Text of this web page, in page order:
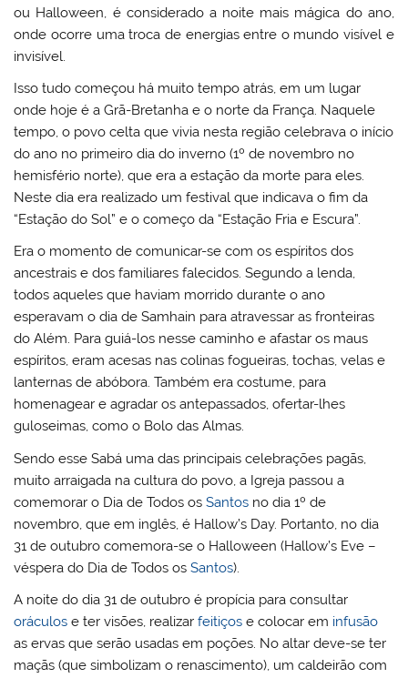
ou Halloween, é considerado a noite mais mágica do ano,
onde ocorre uma troca de energias entre o mundo visível e
invisível.
Isso tudo começou há muito tempo atrás, em um lugar
onde hoje é a Grã-Bretanha e o norte da França. Naquele
tempo, o povo celta que vivia nesta região celebrava o início
do ano no primeiro dia do inverno (1º de novembro no
hemisfério norte), que era a estação da morte para eles.
Neste dia era realizado um festival que indicava o fim da
“Estação do Sol” e o começo da “Estação Fria e Escura”.
Era o momento de comunicar-se com os espíritos dos
ancestrais e dos familiares falecidos. Segundo a lenda,
todos aqueles que haviam morrido durante o ano
esperavam o dia de Samhain para atravessar as fronteiras
do Além. Para guiá-los nesse caminho e afastar os maus
espíritos, eram acesas nas colinas fogueiras, tochas, velas e
lanternas de abóbora. Também era costume, para
homenagear e agradar os antepassados, ofertar-lhes
guloseimas, como o Bolo das Almas.
Sendo esse Sabá uma das principais celebrações pagãs,
muito arraigada na cultura do povo, a Igreja passou a
comemorar o Dia de Todos osSantos no dia 1º de
novembro, que em inglês, é Hallow’s Day. Portanto, no dia
31 de outubro comemora-se o Halloween (Hallow’s Eve –
véspera do Dia de Todos osSantos).
A noite do dia 31 de outubro é propícia para consultar
oráculos e ter visões, realizarfeitiços e colocar em infusão
as ervas que serão usadas em poções. No altar deve-se ter
maçãs (que simbolizam o renascimento), um caldeirão com